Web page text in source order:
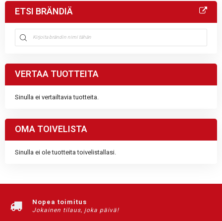
ETSI BRÄNDIÄ
VERTAA TUOTTEITA
Sinulla ei vertailtavia tuotteita.
OMA TOIVELISTA
Sinulla ei ole tuotteita toivelistallasi.
Nopea toimitus
Jokainen tilaus, joka päivä!